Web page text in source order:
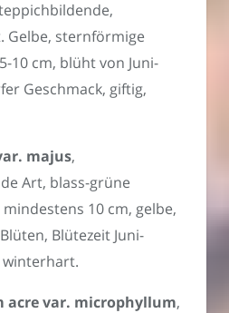
Gelbe, sternförmige
10 cm, blüht von Juni-
Geschmack, giftig,
majus,
Art, blass-grüne
10 cm, gelbe,
Blütezeit Juni-
winterhart.
acre var. microphyllum,